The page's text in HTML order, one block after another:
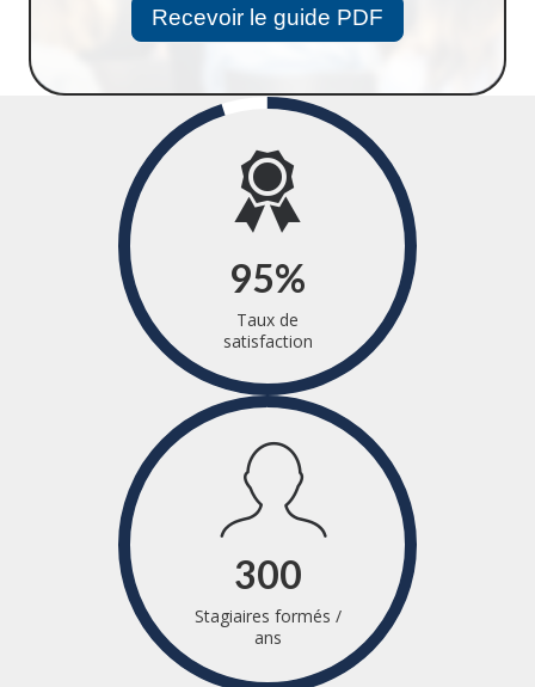
Recevoir le guide PDF
95%
Taux de
satisfaction
300
Stagiaires formés /
ans